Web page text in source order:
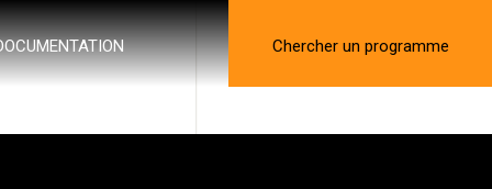
Chercher un programme